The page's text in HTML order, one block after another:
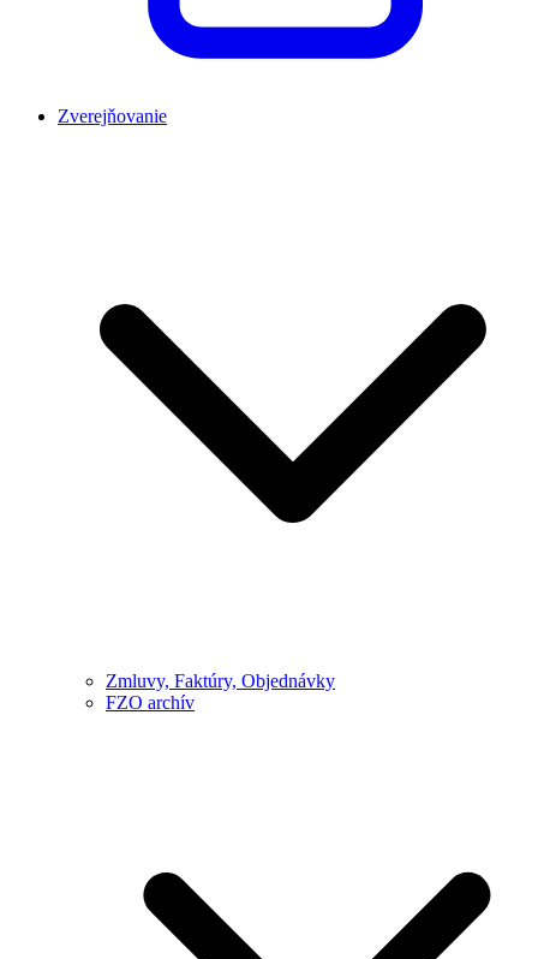
Zverejňovanie
Zmluvy, Faktúry, Objednávky
FZO archív